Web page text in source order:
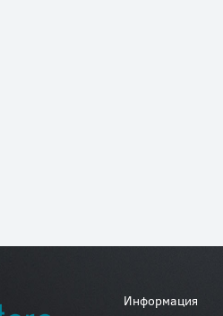
Информация